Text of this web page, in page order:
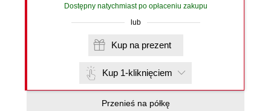
Dostępny natychmiast po opłaceniu zakupu
lub
Kup na prezent
Kup 1-kliknięciem
Przenieś na półkę